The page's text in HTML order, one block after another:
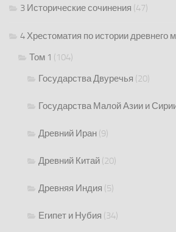
3 Исторические сочинения (47)
4 Хрестоматия по истории древнего
Том 1 (104)
Государства Двуречья (20)
Государства Малой Азии и
Древний Иран (9)
Древний Китай (20)
Древняя Индия (5)
Египет и Нубия (34)